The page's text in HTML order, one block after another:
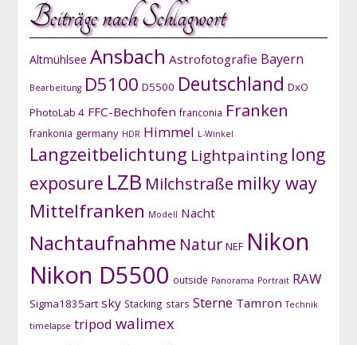
Beiträge nach Schlagwort
Altmühlsee Ansbach Astrofotografie Bayern
Bearbeitung D5100 D5500 Deutschland DxO
PhotoLab 4 FFC-Bechhofen franconia Franken
frankonia germany HDR Himmel L-Winkel
Langzeitbelichtung Lightpainting long
exposure LZB Milchstraße milky way
Mittelfranken Modell Nacht
Nachtaufnahme Natur NEF Nikon
Nikon D5500 outside Panorama Portrait RAW
Sigma1835art sky Stacking stars Sterne Tamron Technik
timelapse tripod walimex